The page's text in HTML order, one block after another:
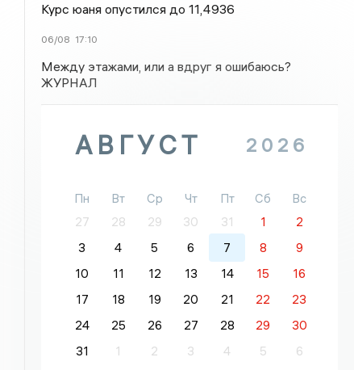
Курс юаня опустился до 11,4936
06/08 17:10
Между этажами, или а вдруг я ошибаюсь?
ЖУРНАЛ
АВГУСТ 2026
Пн Вт Ср Чт Пт Сб
Вс
27
28 29 30 31 1
2
3
4 5 6 7 8
9
10
11 12 13 14 15
16
17
18 19 20 21 22
23
24
25 26 27 28 29
30
31
1 2 3 4 5 6